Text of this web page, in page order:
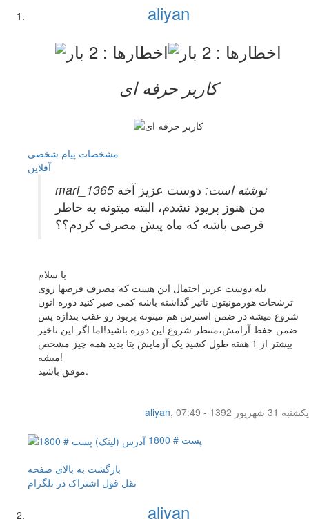
aliyan
کاربر حرفه ای
مشخصات پیام شخصی
آفلاين
mari_1365 نوشته است: دوست عزیز آخه
من هنوز پریود نشدم، البته میتونه به خاطر
قرصی باشه که ماه پیش مصرف کردم؟؟
با سلام
بله دوست عزیز احتمال این هست که مصرف قرصها روی
ترشحات هورمونیتون تاثیر گذاشته باشه کمی صبر کنید دوره اتون
شروع میشه در ضمن استرس هم میتونه پریود رو عقب بندازه پس
ضمن حفظ آرامش،منتظر شروع این دوره باشید!اما اگر این تاخیر
بیشتر از 1 هفته طول کشید یک آزمایش بتا بدید همه چیز مشخص
میشه!
موفق باشید.
aliyan,
یکشنبه 31 شهریور 1392 - 07:49
پست # 1800
بازگشت به بالای صفحه
نقل قول اشتراک در تلگرام
aliyan